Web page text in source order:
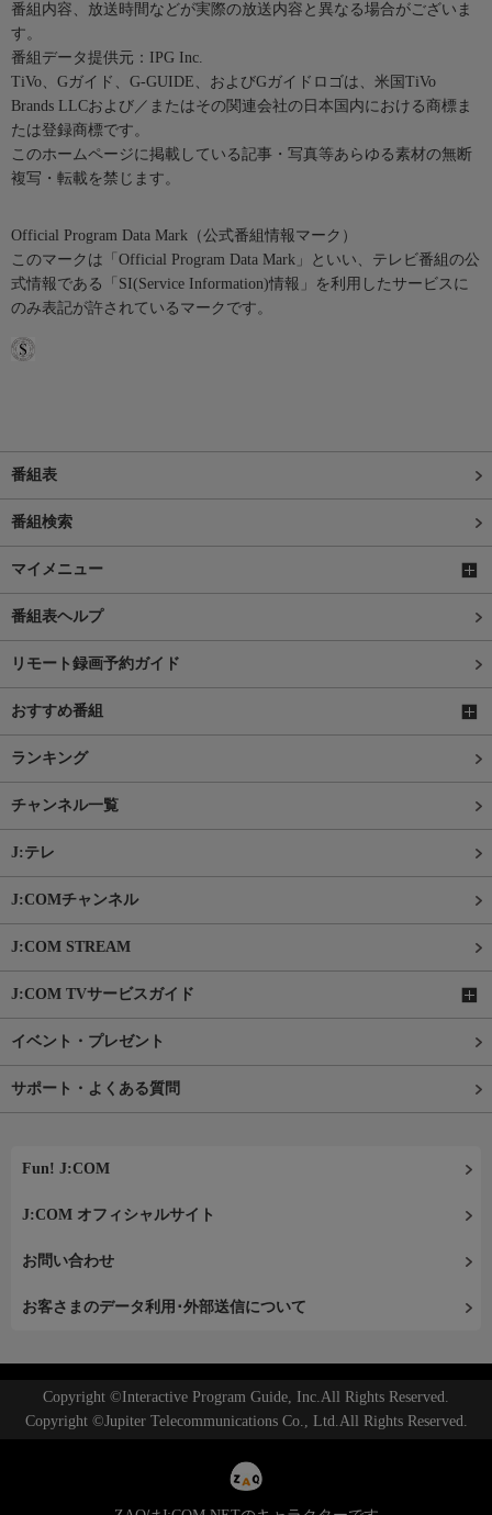
番組内容、放送時間などが実際の放送内容と異なる場合がございま
す。
番組データ提供元：IPG Inc.
TiVo、Gガイド、G-GUIDE、およびGガイドロゴは、米国TiVo
Brands LLCおよび／またはその関連会社の日本国内における商標ま
たは登録商標です。
このホームページに掲載している記事・写真等あらゆる素材の無断
複写・転載を禁じます。
Official Program Data Mark（公式番組情報マーク）
このマークは「Official Program Data Mark」といい、テレビ番組の公
式情報である「SI(Service Information)情報」を利用したサービスに
のみ表記が許されているマークです。
番組表
番組検索
マイメニュー
番組表ヘルプ
リモート録画予約ガイド
おすすめ番組
ランキング
チャンネル一覧
J:テレ
J:COMチャンネル
J:COM STREAM
J:COM TVサービスガイド
イベント・プレゼント
サポート・よくある質問
Fun! J:COM
J:COM オフィシャルサイト
お問い合わせ
お客さまのデータ利用･外部送信について
Copyright ©Interactive Program Guide, Inc.All Rights Reserved.
Copyright ©Jupiter Telecommunications Co., Ltd.All Rights Reserved.